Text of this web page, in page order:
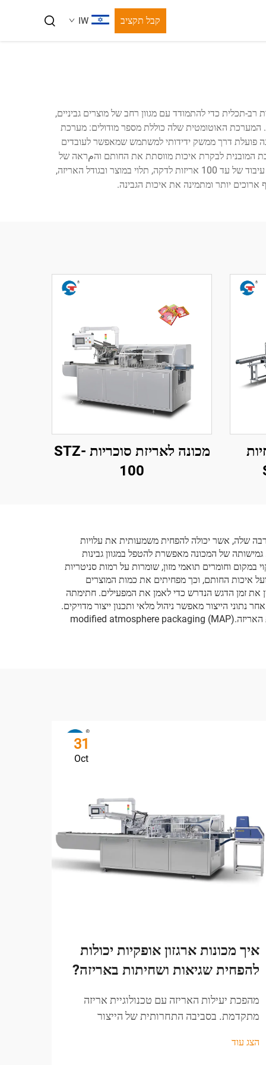
קבל תקציב IW
רב-תכלית כדי להתמודד עם מגוון רחב של מוצרים גביניים,
המערכת האוטומטית שלה כוללת מספר מודולים: מערכת
פועלת דרך ממשק ידידותי למשתמש שמאפשר לעובדים
המובנית לבקרת איכות מווסתת את החותם והمראה של
האריזות באופן אחיד. עיצוב המודולריות של המכונה מאפשר ניקוי ושיפוץ קל, עם רכיבים לשחרור מהיר ונקודות ניקוי נגישות. עם מהירות עיבוד של עד 100 אריזות לדקה, תלוי במוצר ובגודל האריזה,
מכונה לאריזת סוכריות STZ-
100
הרבה שלה, אשר יכולה להפחית משמעותית את עלויות
של המכונה מאפשרת להטפל במגוון גבינות
וחומרים תואמי מזון, שומרות על רמות סניטריות
איכות החותם, וכך מפחיתים את כמות המוצרים
את זמן הדגש הנדרש כדי לאמן את המפעילים. חתימתה
הייצור מאפשר ניהול מלאי ותכנון ייצור מדויקים.
הבנייה החזקה של המכונה מובילה לאמינות לאורך זמן, בעוד התראות תחזוקה מונעת מונעות עצירת תפעול לא מתוכננת. בנוסף, טכנולוגיית האריזה.modified atmosphere packaging (MAP)
31
Oct
איך מכונות ארגזון אופקיות יכולות
להפחית שגיאות ושחיתות באריזה?
מהפכת יעילות האריזה עם טכנולוגיית אריזה
מתקדמת. בסביבה התחרותית של הייצור
ולצמצום פסולת הוא חשוב יותר מתמיד. מכונות
הצג עוד